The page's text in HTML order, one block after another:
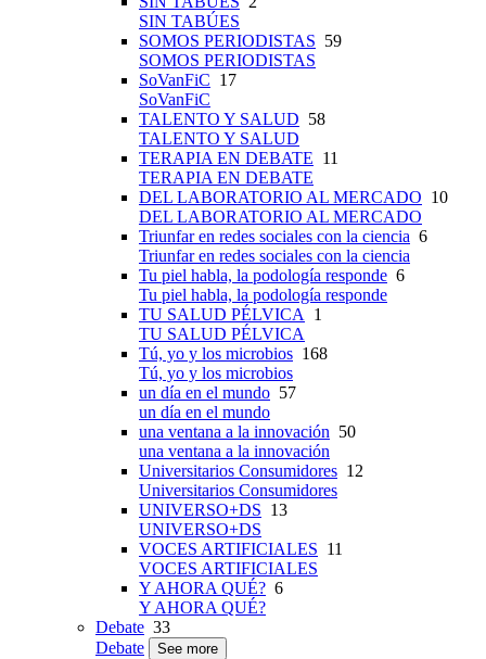
SIN TABÚES
SOMOS PERIODISTAS 59
SOMOS PERIODISTAS
SoVanFiC 17
SoVanFiC
TALENTO Y SALUD 58
TALENTO Y SALUD
TERAPIA EN DEBATE 11
TERAPIA EN DEBATE
DEL LABORATORIO AL MERCADO 10
DEL LABORATORIO AL MERCADO
Triunfar en redes sociales con la ciencia 6
Triunfar en redes sociales con la ciencia
Tu piel habla, la podología responde 6
Tu piel habla, la podología responde
TU SALUD PÉLVICA
1
TU SALUD PÉLVICA
Tú, yo y los microbios 168
Tú, yo y los microbios
un día en el mundo 57
un día en el mundo
una ventana a la innovación 50
una ventana a la innovación
Universitarios Consumidores 12
Universitarios Consumidores
UNIVERSO+DS 13
UNIVERSO+DS
VOCES ARTIFICIALES 11
VOCES ARTIFICIALES
Y AHORA QUÉ? 6
Y AHORA QUÉ?
Debate 33
Debate
See more